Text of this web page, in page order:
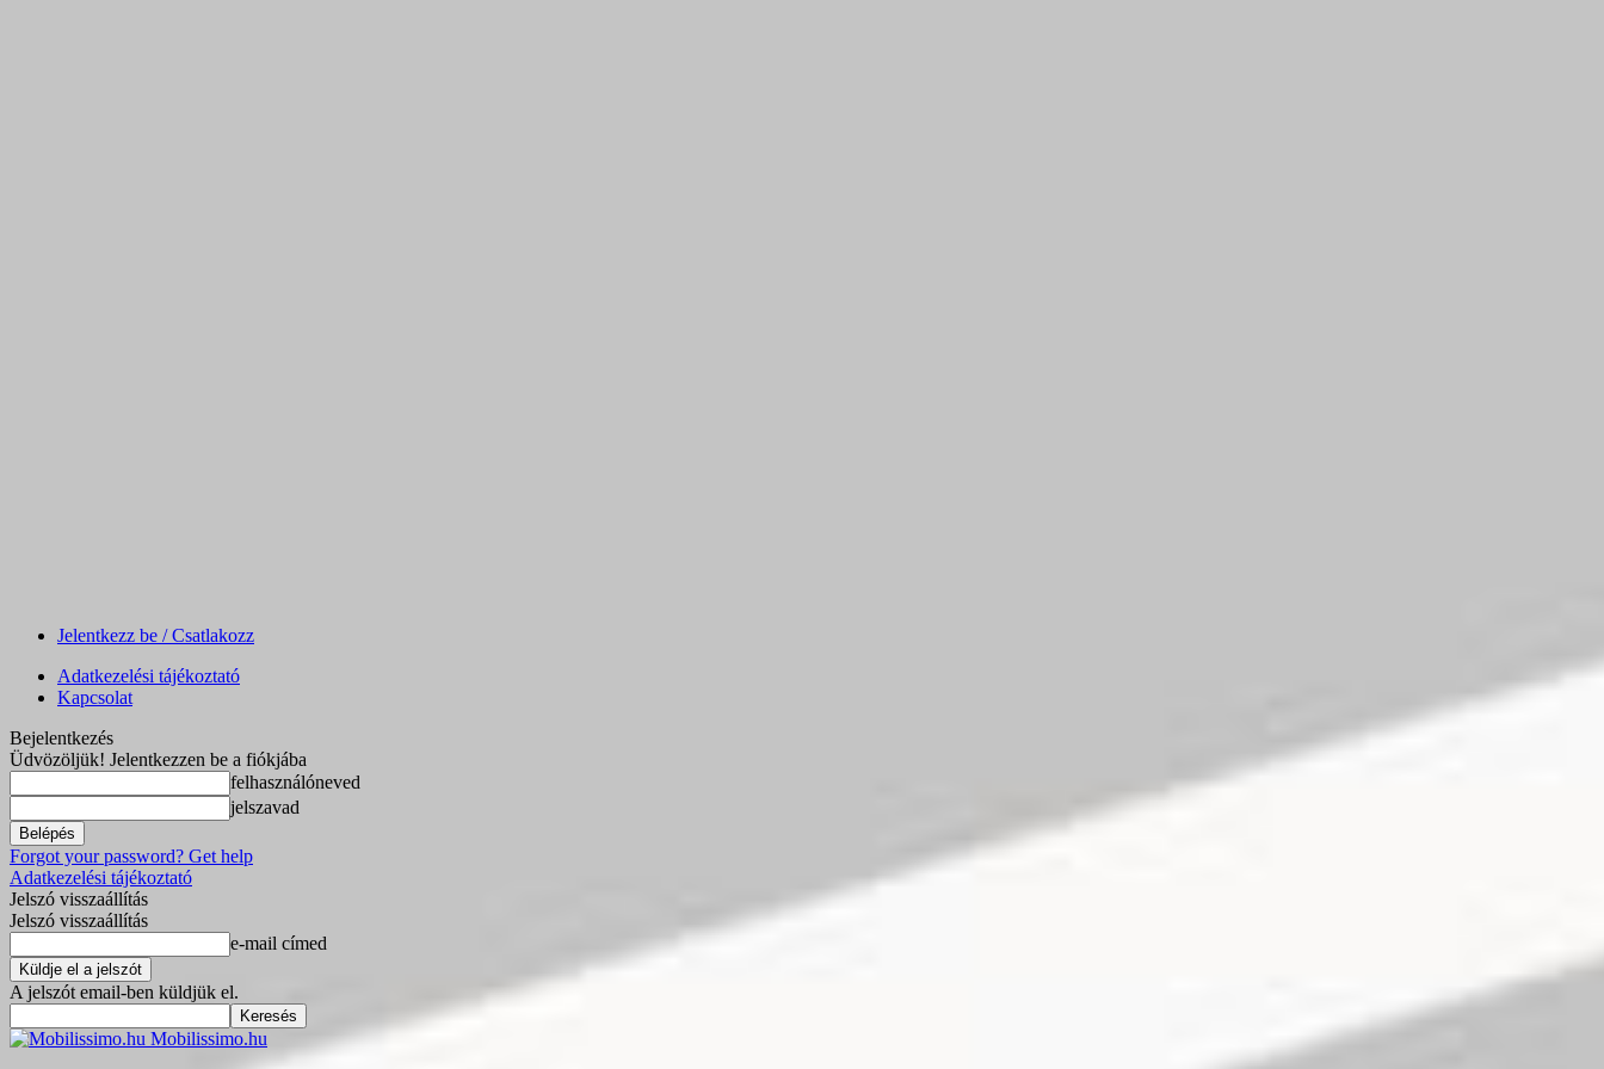
Jelentkezz be / Csatlakozz
Adatkezelési tájékoztató
Kapcsolat
Bejelentkezés
Üdvözöljük! Jelentkezzen be a fiókjába
felhasználóneved
jelszavad
Forgot your password? Get help
Adatkezelési tájékoztató
Jelszó visszaállítás
Jelszó visszaállítás
e-mail címed
A jelszót email-ben küldjük el.
Mobilissimo.hu